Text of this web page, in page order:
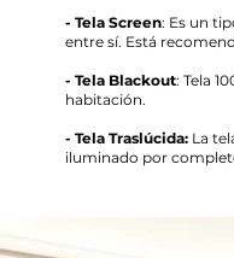
- Tela Screen: Es un
entre sí. Está
- Tela Blackout: Tela
habitación.
- Tela Traslúcida:La
iluminado por